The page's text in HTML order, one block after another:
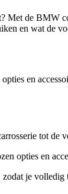
de BMW
en wat de
en
tot de
opties en
je volledig